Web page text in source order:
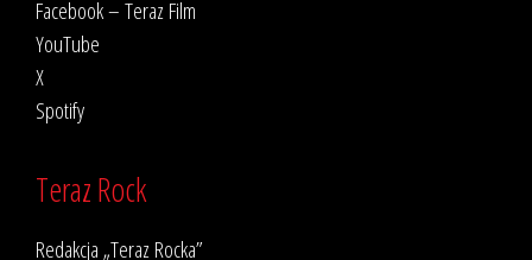
Facebook – Teraz Film
YouTube
X
Spotify
Teraz Rock
Redakcja „Teraz Rocka”